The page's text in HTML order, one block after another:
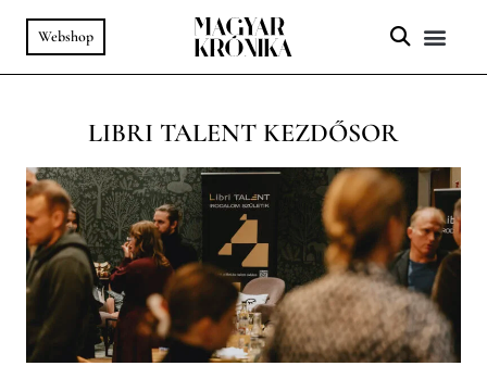
Webshop
LIBRI TALENT KEZDŐSOR